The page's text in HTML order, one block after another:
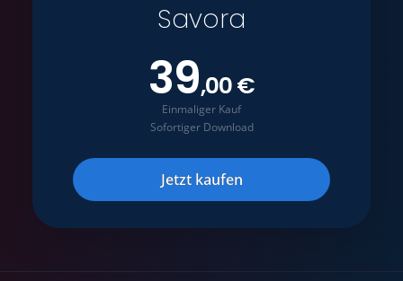
Savora
39,00 €
Einmaliger Kauf
Sofortiger Download
Jetzt kaufen